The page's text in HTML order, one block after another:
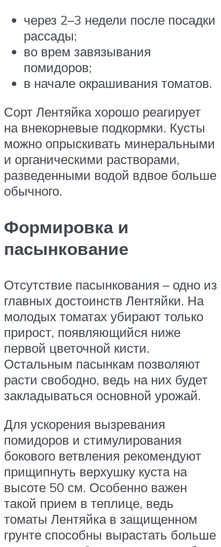
через 2–3 недели после посадки
рассады;
во врем завязывания
помидоров;
в начале окрашивания томатов.
Сорт Лентяйка хорошо реагирует
на внекорневые подкормки. Кусты
можно опрыскивать минеральными
и органическими растворами,
разведенными водой вдвое больше
обычного.
Формировка и
пасынкование
Отсутствие пасынкования – одно из
главных достоинств Лентяйки. На
молодых томатах убирают только
прирост, появляющийся ниже
первой цветочной кисти.
Остальным пасынкам позволяют
расти свободно, ведь на них будет
закладываться основной урожай.
Для ускорения вызревания
помидоров и стимулирования
бокового ветвления рекомендуют
прищипнуть верхушку куста на
высоте 50 см. Особенно важен
такой прием в теплице, ведь
томаты Лентяйка в защищенном
грунте способны вырастать больше